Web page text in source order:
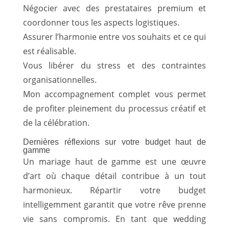
Négocier avec des prestataires premium et
coordonner tous les aspects logistiques.
Assurer l’harmonie entre vos souhaits et ce qui
est réalisable.
Vous libérer du stress et des contraintes
organisationnelles.
Mon accompagnement complet vous permet
de profiter pleinement du processus créatif et
de la célébration.
Dernières réflexions sur votre budget haut de
gamme
Un mariage haut de gamme est une œuvre
d’art où chaque détail contribue à un tout
harmonieux. Répartir votre budget
intelligemment garantit que votre rêve prenne
vie sans compromis. En tant que wedding